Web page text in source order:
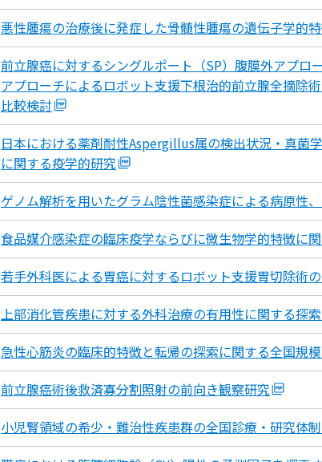
悪性腫瘍の治療後に発症した骨髄性腫瘍の遺伝子学的
前立腺癌に対するシングルポート（SP）腹膜外アプロ
アプローチによるロボット支援下根治的前立腺全摘除
比較検討
日本における薬剤耐性Aspergillus属の検出状況・真菌
に関する疫学的研究
ゲノム解析を用いたグラム陰性菌感染症による病原性
食品媒介感染症の臨床疫学ならびに微生物学的特徴に
若手外科医による胃癌に対するロボット支援胃切除術
上部消化管疾患に対する外科治療の有用性に関する探
急性心筋炎の臨床的特徴と転帰の探索に関する全国規
前立腺癌術後救済寡分割照射の前向き観察研究
小児腎領域の希少・難治性疾患群の全国診療・研究体